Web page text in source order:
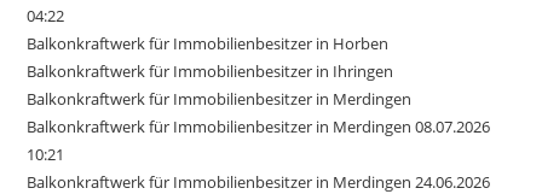
04:22
Balkonkraftwerk für Immobilienbesitzer in Horben
Balkonkraftwerk für Immobilienbesitzer in Ihringen
Balkonkraftwerk für Immobilienbesitzer in Merdingen
Balkonkraftwerk für Immobilienbesitzer in Merdingen 08.07.2026
10:21
Balkonkraftwerk für Immobilienbesitzer in Merdingen 24.06.2026